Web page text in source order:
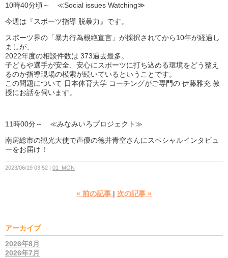
10時40分頃～ ≪Social issues Watching≫
今週は『スポーツ指導 脱暴力』です。
スポーツ界の「暴力行為根絶宣言」が採択されてから10年が経過し
ましが、
2022年度の相談件数は 373過去最多。
子どもや選手が安全、安心にスポーツに打ち込める環境をどう整え
るのか指導現場の模索が続いているということです。
この問題について 日本体育大学 コーチングがご専門の 伊藤雅充 教
授にお話を伺います。
11時00分～ ≪みなみいろプロジェクト≫
南房総市の観光大使で声優の徳井青空さんにスペシャルインタビュ
ーをお届け！
2023/06/19 03:52 01_MON
« 前の記事 次の記事 »
アーカイブ
2026年8月
2026年7月